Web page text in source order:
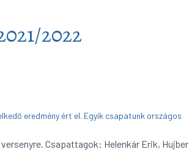
2022
eredmény ért el. Egyik csapatunk országos
Csapattagok: Helenkár Erik, Hujber